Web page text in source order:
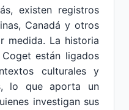
existen registros
Canadá y otros
medida. La historia
están ligados
culturales y
lo que aporta un
investigan sus